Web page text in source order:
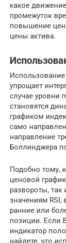
какое
промежуток
повышение
цены актива.
упрощает
случае уровни
становятся
графиком
само
направление
Боллинджера
Подобно тому,
ценовой
развороты,
значениям RSI,
ранние или
позиции. Если
индикатор
найдете, что